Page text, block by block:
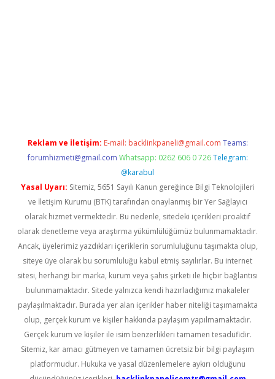
Reklam ve İletişim: E-mail: backlinkpaneli@gmail.com Teams:
forumhizmeti@gmail.com Whatsapp: 0262 606 0 726 Telegram:
@karabul
Yasal Uyarı: Sitemiz, 5651 Sayılı Kanun gereğince Bilgi Teknolojileri
ve İletişim Kurumu (BTK) tarafından onaylanmış bir Yer Sağlayıcı
olarak hizmet vermektedir. Bu nedenle, sitedeki içerikleri proaktif
olarak denetleme veya araştırma yükümlülüğümüz bulunmamaktadır.
Ancak, üyelerimiz yazdıkları içeriklerin sorumluluğunu taşımakta olup,
siteye üye olarak bu sorumluluğu kabul etmiş sayılırlar. Bu internet
sitesi, herhangi bir marka, kurum veya şahıs şirketi ile hiçbir bağlantısı
bulunmamaktadır. Sitede yalnızca kendi hazırladığımız makaleler
paylaşılmaktadır. Burada yer alan içerikler haber niteliği taşımamakta
olup, gerçek kurum ve kişiler hakkında paylaşım yapılmamaktadır.
Gerçek kurum ve kişiler ile isim benzerlikleri tamamen tesadüfidir.
Sitemiz, kar amacı gütmeyen ve tamamen ücretsiz bir bilgi paylaşım
platformudur. Hukuka ve yasal düzenlemelere aykırı olduğunu